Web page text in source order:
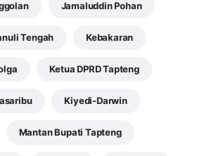
Jamaluddin Pohan
Tengah Kebakaran
Ketua DPRD Tapteng
Kiyedi-Darwin
Mantan Bupati Tapteng